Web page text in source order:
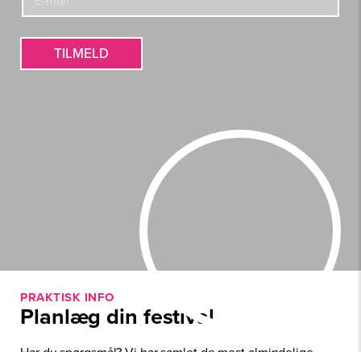
m
i
&
m
a
l
TILMELD
PRAKTISK INFO
Planlæg din festival